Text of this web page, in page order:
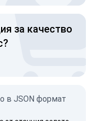
за качество
в JSON формат